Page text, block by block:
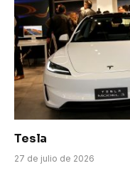
Tesla
27 de julio de 2026